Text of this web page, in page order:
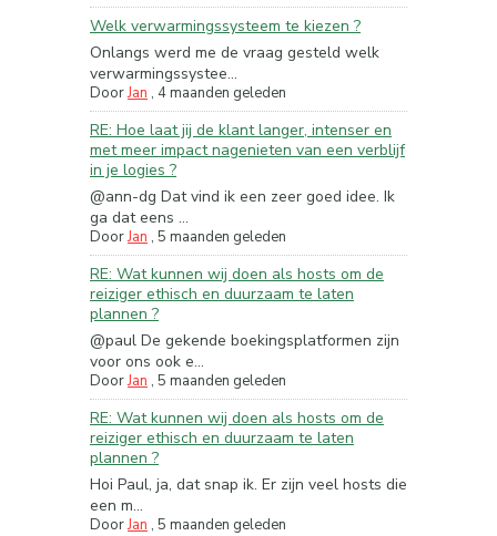
Welk verwarmingssysteem te kiezen ?
Onlangs werd me de vraag gesteld welk
verwarmingssystee...
DoorJan , 4 maanden geleden
RE: Hoe laat jij de klant langer, intenser en
met meer impact nagenieten van een verblijf
in je logies ?
@ann-dg Dat vind ik een zeer goed idee. Ik
ga dat eens ...
DoorJan , 5 maanden geleden
RE: Wat kunnen wij doen als hosts om de
reiziger ethisch en duurzaam te laten
plannen ?
@paul De gekende boekingsplatformen zijn
voor ons ook e...
DoorJan , 5 maanden geleden
RE: Wat kunnen wij doen als hosts om de
reiziger ethisch en duurzaam te laten
plannen ?
Hoi Paul, ja, dat snap ik. Er zijn veel hosts die
een m...
DoorJan , 5 maanden geleden